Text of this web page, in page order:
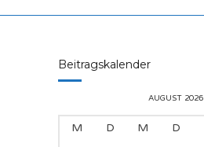
Beitragskalender
AUGUST 2026
M D M D